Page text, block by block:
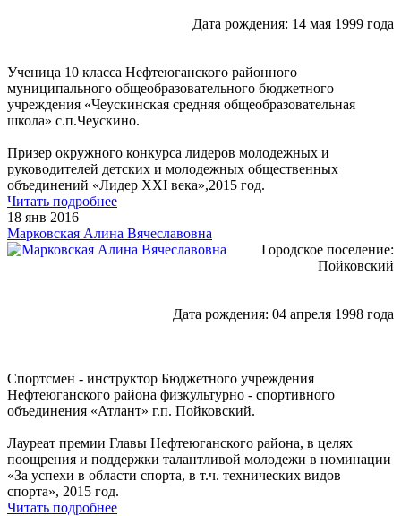
Дата рождения: 14 мая 1999 года
Ученица 10 класса Нефтеюганского районного
муниципального общеобразовательного бюджетного
учреждения «Чеускинская средняя общеобразовательная
школа» с.п.Чеускино.
Призер окружного конкурса лидеров молодежных и
руководителей детских и молодежных общественных
объединений «Лидер XXI века»,2015 год.
Читать подробнее
18 янв 2016
Марковская Алина Вячеславовна
Городское поселение:
Пойковский
Дата рождения: 04 апреля 1998 года
Спортсмен - инструктор Бюджетного учреждения
Нефтеюганского района физкультурно - спортивного
объединения «Атлант» г.п. Пойковский.
Лауреат премии Главы Нефтеюганского района, в целях
поощрения и поддержки талантливой молодежи в номинации
«За успехи в области спорта, в т.ч. технических видов
спорта», 2015 год.
Читать подробнее